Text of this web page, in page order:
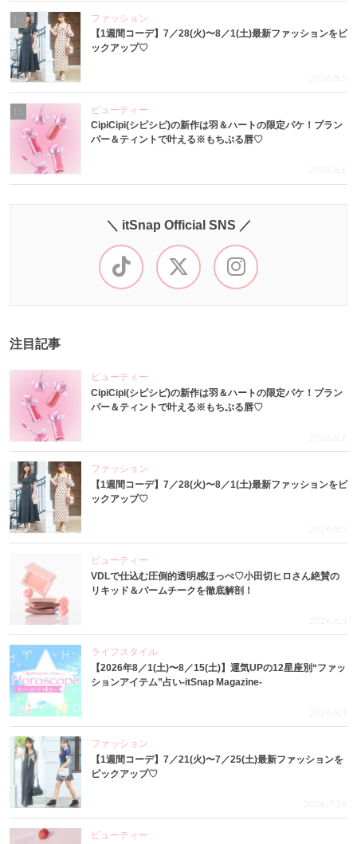
14
ファッション
【1週間コーデ】7／28(火)〜8／1(土)最新ファッションをピ
ックアップ♡
2026.8.5
15
ビューティー
CipiCipi(シピシピ)の新作は羽＆ハートの限定パケ！プラン
パー＆ティントで叶える※もちぷる唇♡
2026.8.6
＼ itSnap Official SNS ／
注目記事
ビューティー
CipiCipi(シピシピ)の新作は羽＆ハートの限定パケ！プラン
パー＆ティントで叶える※もちぷる唇♡
2026.8.6
ファッション
【1週間コーデ】7／28(火)〜8／1(土)最新ファッションをピ
ックアップ♡
2026.8.5
ビューティー
VDLで仕込む圧倒的透明感ほっぺ♡小田切ヒロさん絶賛の
リキッド＆バームチークを徹底解剖！
2026.8.4
ライフスタイル
【2026年8／1(土)〜8／15(土)】運気UPの12星座別“ファッ
ションアイテム”占い-itSnap Magazine-
2026.8.1
ファッション
【1週間コーデ】7／21(火)〜7／25(土)最新ファッションを
ピックアップ♡
2026.7.29
ビューティー